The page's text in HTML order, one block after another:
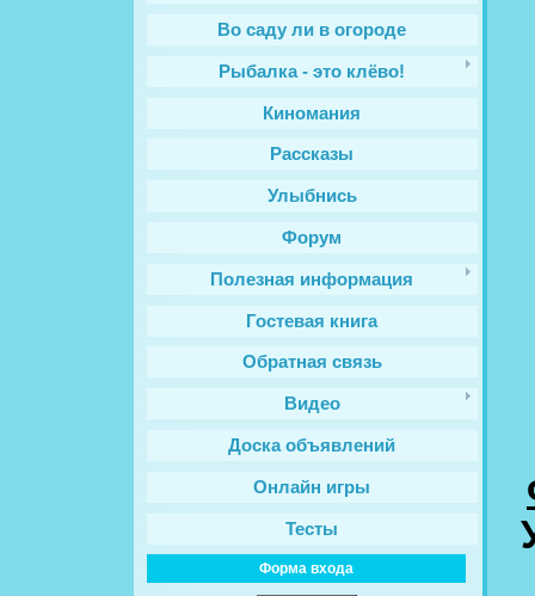
Во саду ли в огороде
Рыбалка - это клёво!
Киномания
Рассказы
Улыбнись
Форум
Полезная информация
Гостевая книга
Обратная связь
Видео
Доска объявлений
Онлайн игры
Тесты
Форма входа